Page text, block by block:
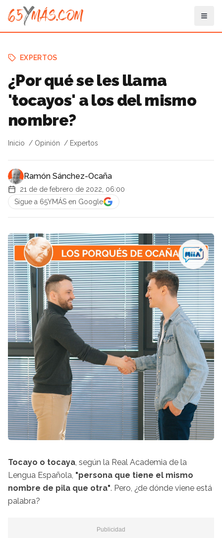
EXPERTOS
¿Por qué se les llama
'tocayos' a los del mismo
nombre?
Inicio Opinión Expertos
Ramón Sánchez-Ocaña
21 de de febrero de 2022, 06:00
Sigue a 65YMÁS en Google
Tocayo o tocaya, según la Real Academia de la
Lengua Española, "persona que tiene el mismo
nombre de pila que otra". Pero, ¿de dónde viene está
palabra?